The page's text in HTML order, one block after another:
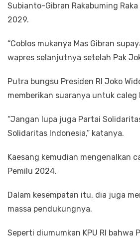
Subianto-Gibran Rakabuming
2029.
“Coblos mukanya Mas Gibran
wapres selanjutnya setelah Pak
Putra bungsu Presiden RI Joko
memberikan suaranya untuk caleg
“Jangan lupa juga Partai
Solidaritas Indonesia,” katanya.
Kaesang kemudian mengenalkan
Pemilu 2024.
Dalam kesempatan itu, dia juga
massa pendukungnya.
Seperti diumumkan KPU RI